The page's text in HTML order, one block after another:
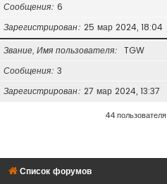
Сообщения 6
Зарегистрирован 25 мар 2024, 18:04
Звание, Имя пользователя
TGW
Сообщения 3
Зарегистрирован 27 мар 2024, 13:37
44 пользователя
Список форумов